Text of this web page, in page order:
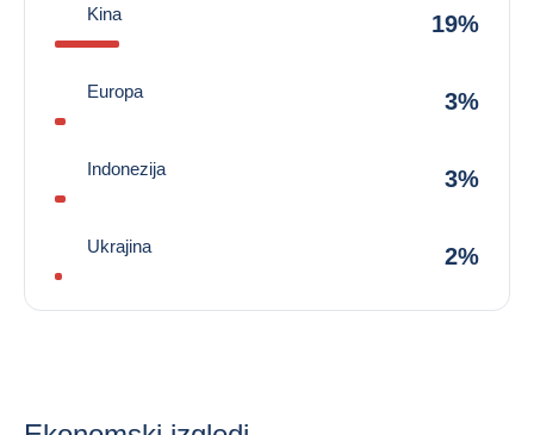
Kina 19%
Europa 3%
Indonezija 3%
Ukrajina 2%